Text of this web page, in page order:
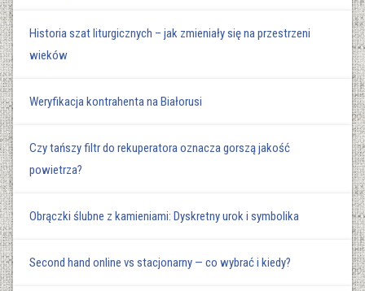
Historia szat liturgicznych – jak zmieniały się na przestrzeni
wieków
Weryfikacja kontrahenta na Białorusi
Czy tańszy filtr do rekuperatora oznacza gorszą jakość
powietrza?
Obrączki ślubne z kamieniami: Dyskretny urok i symbolika
Second hand online vs stacjonarny — co wybrać i kiedy?